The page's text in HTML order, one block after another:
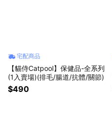
宅配商品
【貓侍Catpool】保健品-全系列
(1入賣場)(排毛/腸道/抗體/關節)
$490